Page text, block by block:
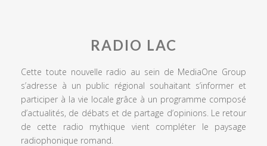
RADIO LAC
Cette toute nouvelle radio au sein de MediaOne Group
s’adresse à un public régional souhaitant s’informer et
participer à la vie locale grâce à un programme composé
d’actualités, de débats et de partage d’opinions. Le retour
de cette radio mythique vient compléter le paysage
radiophonique romand.